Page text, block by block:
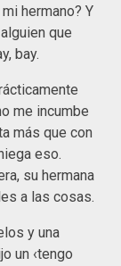
hermano? Y
que
bay.
me incumbe
más que con
eso.
su hermana
a las cosas.
y una
un ‹tengo